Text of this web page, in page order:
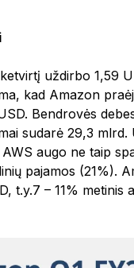
uždirbo 1,59
kad Amazon
Bendrovės
sudarė 29,3
augo ne taip
pajamos (21%).
t.y.7 – 11%